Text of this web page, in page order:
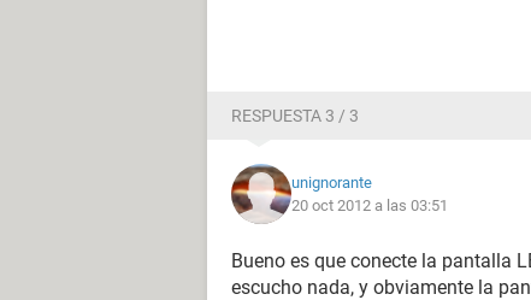
RESPUESTA 3 / 3
unignorante
20 oct 2012 a las 03:51
Bueno es que conecte la pantalla
escucho nada, y obviamente la